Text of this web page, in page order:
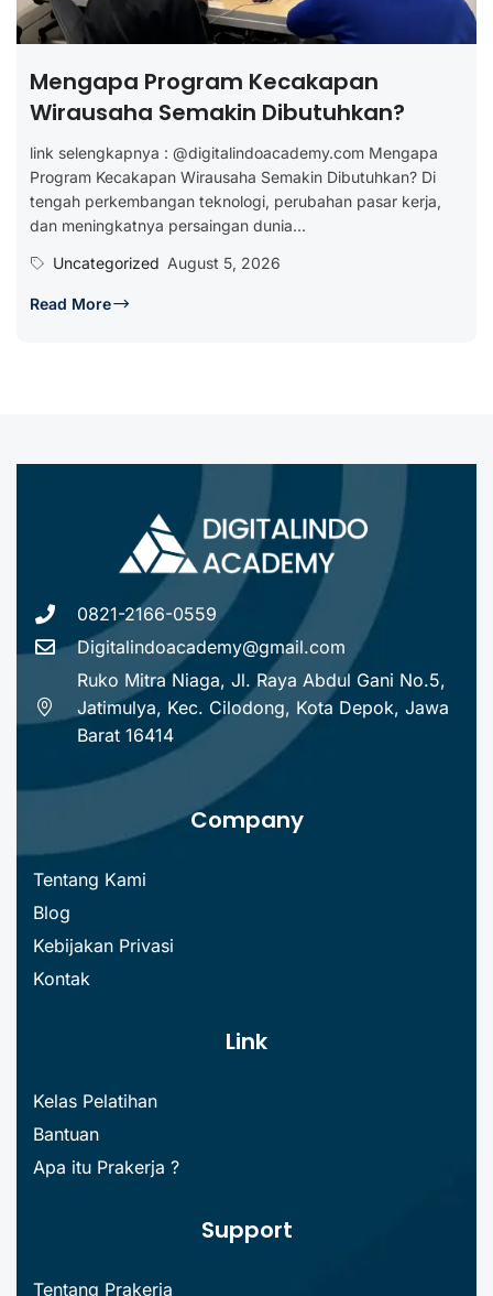
Mengapa Program Kecakapan
Wirausaha Semakin Dibutuhkan?
link selengkapnya : @digitalindoacademy.com Mengapa
Program Kecakapan Wirausaha Semakin Dibutuhkan? Di
tengah perkembangan teknologi, perubahan pasar kerja,
dan meningkatnya persaingan dunia...
Uncategorized August 5, 2026
Read More
0821-2166-0559
Digitalindoacademy@gmail.com
Ruko Mitra Niaga, Jl. Raya Abdul Gani No.5,
Jatimulya, Kec. Cilodong, Kota Depok, Jawa
Barat 16414
Company
Tentang Kami
Blog
Kebijakan Privasi
Kontak
Link
Kelas Pelatihan
Bantuan
Apa itu Prakerja ?
Support
Tentang Prakerja